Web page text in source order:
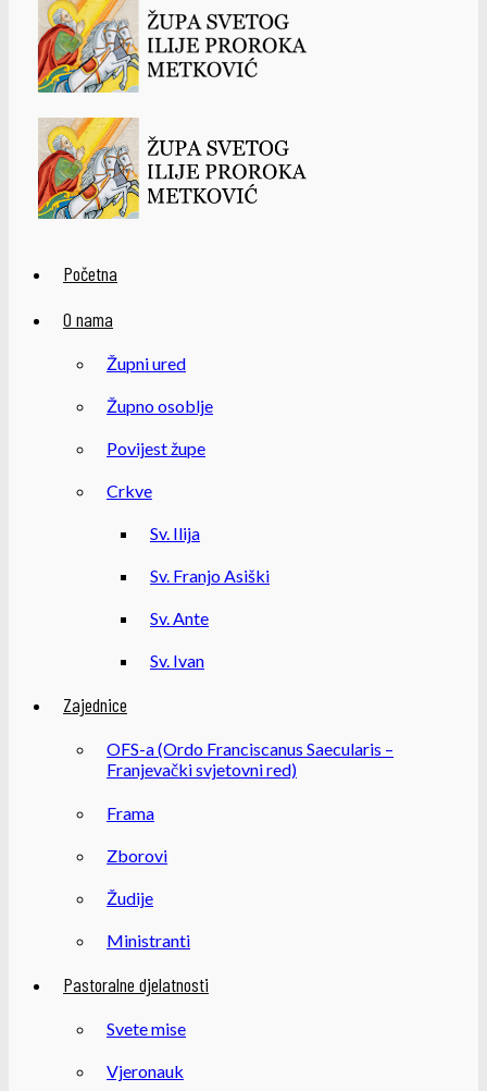
Početna
O nama
Župni ured
Župno osoblje
Povijest župe
Crkve
Sv. Ilija
Sv. Franjo Asiški
Sv. Ante
Sv. Ivan
Zajednice
OFS-a (Ordo Franciscanus Saecularis –
Franjevački svjetovni red)
Frama
Zborovi
Žudije
Ministranti
Pastoralne djelatnosti
Svete mise
Vjeronauk